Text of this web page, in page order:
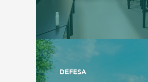
DEFESA